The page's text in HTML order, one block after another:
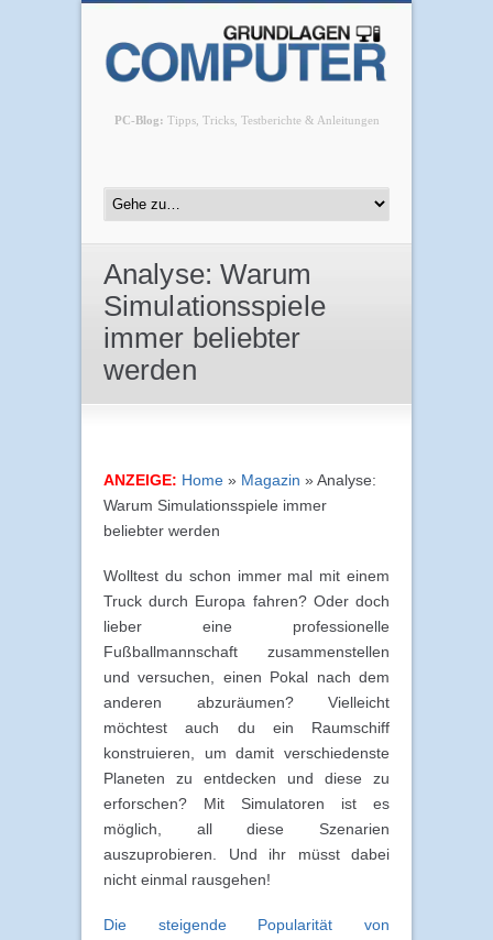
PC-Blog: Tipps, Tricks, Testberichte & Anleitungen
Analyse: Warum
Simulationsspiele
immer beliebter
werden
ANZEIGE: Home » Magazin »Analyse:
Warum Simulationsspiele immer
beliebter werden
Wolltest du schon immer mal mit einem
Truck durch Europa fahren? Oder doch
lieber eine professionelle
Fußballmannschaft zusammenstellen
und versuchen, einen Pokal nach dem
anderen abzuräumen? Vielleicht
möchtest auch du ein Raumschiff
konstruieren, um damit verschiedenste
Planeten zu entdecken und diese zu
erforschen? Mit Simulatoren ist es
möglich, all diese Szenarien
auszuprobieren. Und ihr müsst dabei
nicht einmal rausgehen!
Die steigende Popularität von